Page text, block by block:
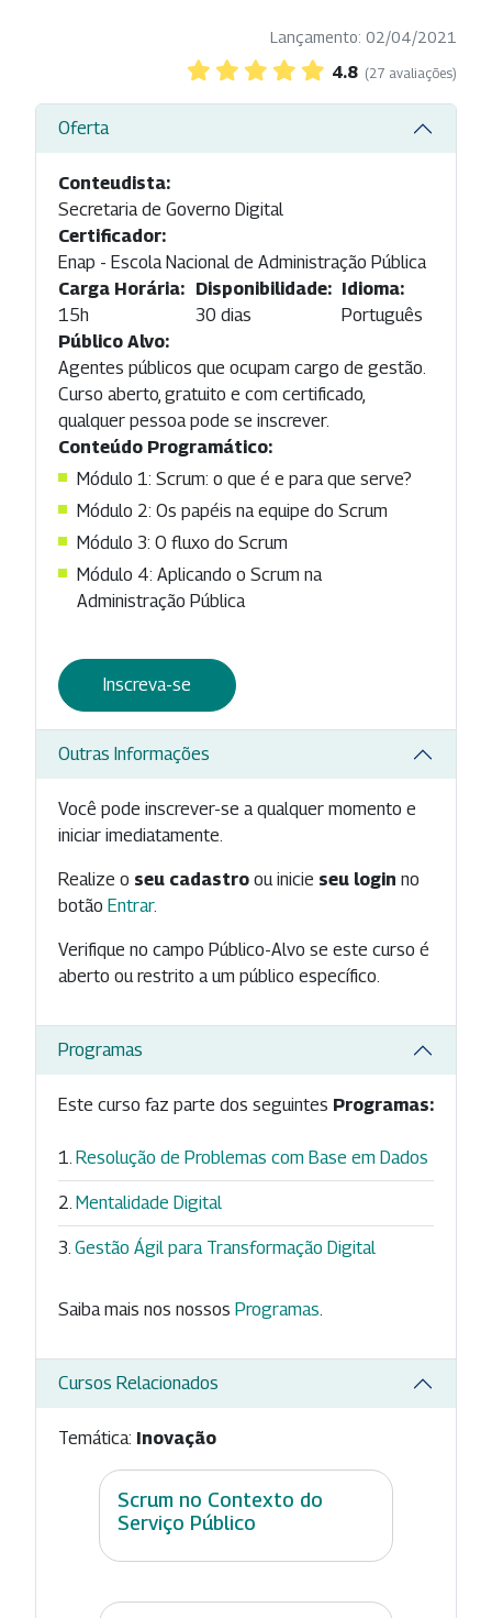
Lançamento: 02/04/2021
4.8 (27 avaliações)
Oferta
Conteudista:
Secretaria de Governo Digital
Certificador:
Enap - Escola Nacional de Administração Pública
Carga Horária:
15h
Disponibilidade:
30 dias
Idioma:
Português
Público Alvo:
Agentes públicos que ocupam cargo de gestão.
Curso aberto, gratuito e com certificado,
qualquer pessoa pode se inscrever.
Conteúdo Programático:
Módulo 1: Scrum: o que é e para que serve?
Módulo 2: Os papéis na equipe do Scrum
Módulo 3: O fluxo do Scrum
Módulo 4: Aplicando o Scrum na
Administração Pública
Inscreva-se
Outras Informações
Você pode inscrever-se a qualquer momento e
iniciar imediatamente.
Realize o seu cadastro ou inicie seu login no
botão Entrar.
Verifique no campo Público-Alvo se este curso é
aberto ou restrito a um público específico.
Programas
Este curso faz parte dos seguintes Programas:
Resolução de Problemas com Base em Dados
Mentalidade Digital
Gestão Ágil para Transformação Digital
Saiba mais nos nossos Programas
Cursos Relacionados
Temática: Inovação
Scrum no Contexto do
Serviço Público